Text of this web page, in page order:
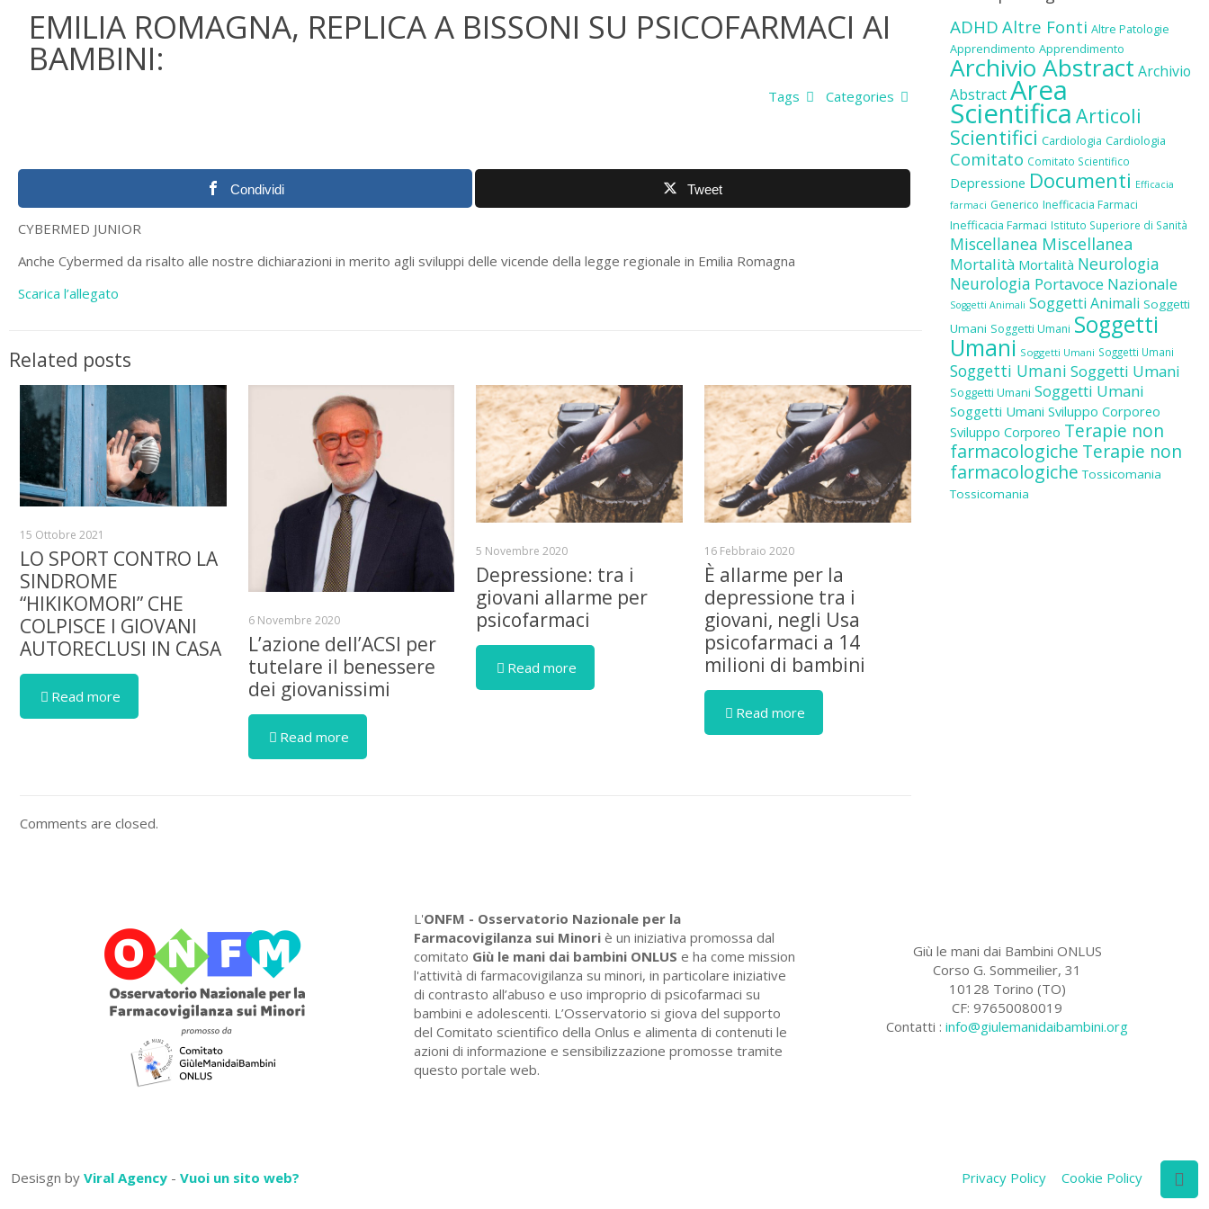
EMILIA ROMAGNA, REPLICA A BISSONI SU PSICOFARMACI AI
BAMBINI:
Categories
Tags
Condividi Tweet
CYBERMED JUNIOR
Anche Cybermed da risalto alle nostre dichiarazioni in merito agli sviluppi delle vicende della legge regionale in Emilia Romagna
Scarica l’allegato
Related posts
15 Ottobre 2021
LO SPORT CONTRO LA
SINDROME
“HIKIKOMORI” CHE
COLPISCE I GIOVANI
AUTORECLUSI IN CASA
Read more
6 Novembre 2020
L’azione dell’ACSI per
tutelare il benessere
dei giovanissimi
Read more
5 Novembre 2020
Depressione: tra i
giovani allarme per
psicofarmaci
Read more
16 Febbraio 2020
È allarme per la
depressione tra i
giovani, negli Usa
psicofarmaci a 14
milioni di bambini
Read more
Comments are closed.
ADHD Altre Fonti Altre Patologie
Apprendimento Apprendimento
Archivio Abstract Archivio
AbstractArea
Scientifica Articoli
Scientifici Cardiologia Cardiologia
Comitato Comitato Scientifico
Depressione Documenti Efficacia
farmaci Generico Inefficacia Farmaci
Inefficacia Farmaci Istituto Superiore di Sanità
Miscellanea Miscellanea
Mortalità Mortalità Neurologia
Neurologia Portavoce Nazionale
Soggetti Animali Soggetti Animali Soggetti
Umani Soggetti Umani Soggetti
Umani Soggetti Umani Soggetti Umani
Soggetti Umani Soggetti Umani
Soggetti Umani Soggetti Umani
Soggetti Umani Sviluppo Corporeo
Sviluppo Corporeo Terapie non
farmacologiche Terapie non
farmacologiche Tossicomania
Tossicomania
L'ONFM - Osservatorio Nazionale per la
Farmacovigilanza sui Minori è un iniziativa promossa dal
comitato Giù le mani dai bambini ONLUS e ha come mission
l'attività di farmacovigilanza su minori, in particolare iniziative
di contrasto all’abuso e uso improprio di psicofarmaci su
bambini e adolescenti. L’Osservatorio si giova del supporto
del Comitato scientifico della Onlus e alimenta di contenuti le
azioni di informazione e sensibilizzazione promosse tramite
questo portale web.
Giù le mani dai Bambini ONLUS
Corso G. Sommeilier, 31
10128 Torino (TO)
CF: 97650080019
Contatti :info@giulemanidaibambini.org
Desisgn by Viral Agency - Vuoi un sito web? Privacy Policy Cookie Policy